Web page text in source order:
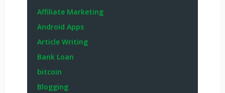
Affiliate Marketing
Android Apps
Article Writing
Bank Loan
bitcoin
Blogging